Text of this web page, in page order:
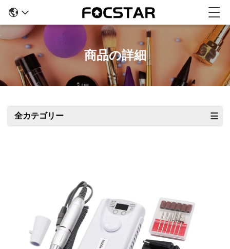
商品の詳細
全カテゴリー